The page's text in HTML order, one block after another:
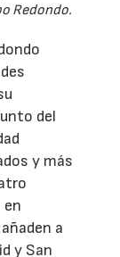
Redondo.
del
y más
a
y San